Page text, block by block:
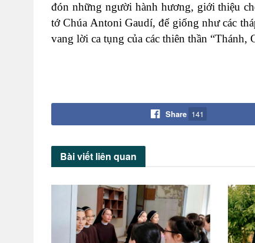
đón những người hành hương, giới thiệu
tớ Chúa Antoni Gaudí, để giống như các
vang lời ca tụng của các thiên thần
Share 141
Bài viết liên quan